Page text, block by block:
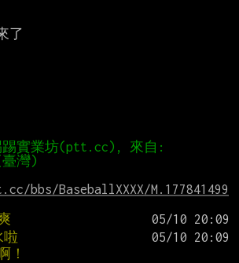
了
實業坊(ptt.cc), 來自:
bbs/BaseballXXXX/M.177841499